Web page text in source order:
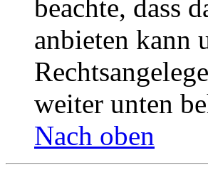
beachte, dass
anbieten kann
weiter unten
Nach oben